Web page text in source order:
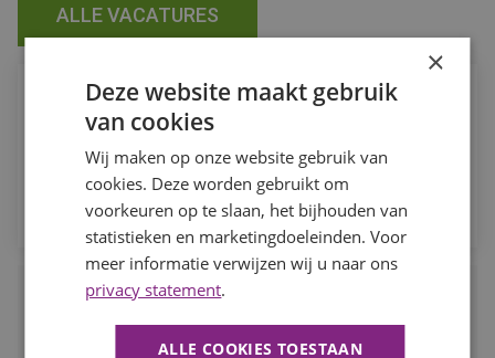
ALLE VACATURES
Job Alert
Ontvang de laatste vacatures in jouw vakgebied direct in je
mailbox.
MELD JE AAN
Waarom BaanBereik?
Werk dat je leuk vindt, daar draait het om bij BaanBereik. Wij
×
Deze website maakt gebruik
van cookies
Wij maken op onze website gebruik van
cookies. Deze worden gebruikt om
voorkeuren op te slaan, het bijhouden van
statistieken en marketingdoeleinden. Voor
meer informatie verwijzen wij u naar ons
privacy statement.
ALLE COOKIES TOESTAAN